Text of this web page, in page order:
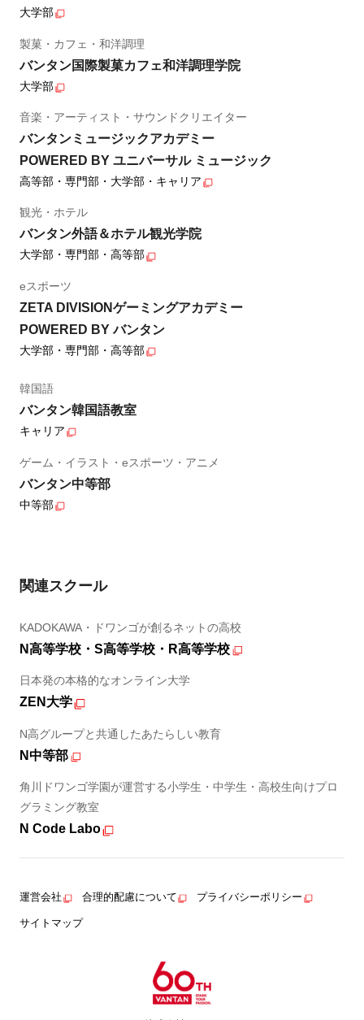
大学部
製菓・カフェ・和洋調理
バンタン国際製菓カフェ和洋調理学院
大学部
音楽・アーティスト・サウンドクリエイター
バンタンミュージックアカデミー
POWERED BY ユニバーサル ミュージック
高等部・専門部・大学部・キャリア
観光・ホテル
バンタン外語＆ホテル観光学院
大学部・専門部・高等部
eスポーツ
ZETA DIVISIONゲーミングアカデミー
POWERED BY バンタン
大学部・専門部・高等部
韓国語
バンタン韓国語教室
キャリア
ゲーム・イラスト・eスポーツ・アニメ
バンタン中等部
中等部
関連スクール
KADOKAWA・ドワンゴが創るネットの高校
N高等学校・S高等学校・R高等学校
日本発の本格的なオンライン大学
ZEN大学
N高グループと共通したあたらしい教育
N中等部
角川ドワンゴ学園が運営する小学生・中学生・高校生向けプロ
グラミング教室
N Code Labo
運営会社 合理的配慮について プライバシーポリシー
サイトマップ